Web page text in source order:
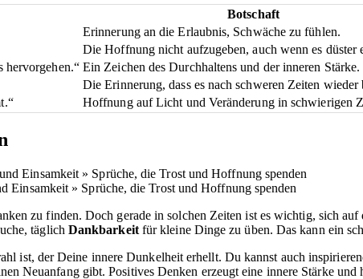
Botschaft
Erinnerung an die Erlaubnis, Schwäche zu fühlen.
Die Hoffnung nicht aufzugeben, auch wenn es düster
hervorgehen.“ Ein Zeichen des Durchhaltens und der inneren Stärke.
Die Erinnerung, dass es nach schweren Zeiten wieder
Hoffnung auf Licht und Veränderung in schwierigen
Einsamkeit » Sprüche, die Trost und Hoffnung spenden
zu finden. Doch gerade in solchen Zeiten ist es wichtig, sich
täglich Dankbarkeitfür kleine Dinge zu üben. Das kann ein
ist, der Deine innere Dunkelheit erhellt. Du kannst auch
Neuanfang gibt. Positives Denken erzeugt eine innere Stärke